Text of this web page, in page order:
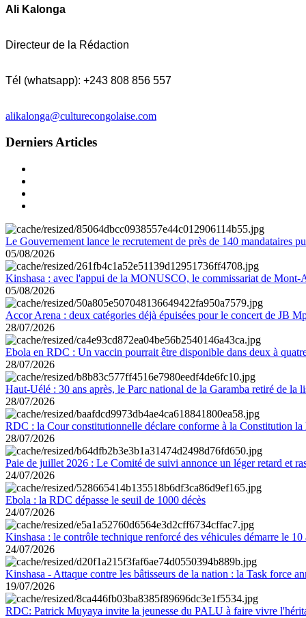
Ali Kalonga
Directeur de la Rédaction
Tél (whatsapp): +243 808 856 557
alikalonga@culturecongolaise.com
Derniers Articles
Le Gouvernement lance le recrutement de près de 140 mandataires
05/08/2026
Kinshasa : avec l'appui de la MONUSCO, le commissariat de Mont-
05/08/2026
Accor Arena : deux catégories déjà épuisées pour le concert de JB
28/07/2026
Ebola en RDC : Un vaccin pourrait être disponible dans deux à
28/07/2026
Haut-Uélé : 30 ans après, le Parc national de la Garamba retiré de la
28/07/2026
RDC : la Cour constitutionnelle déclare conforme à la Constitution la
28/07/2026
Paie de juillet 2026 : Le Comité de suivi annonce un léger retard et
24/07/2026
Ebola : la RDC dépasse le seuil de 1000 décès
24/07/2026
Kinshasa : le contrôle technique renforcé des véhicules démarre le 10
24/07/2026
Kinshasa - Attaque contre les bâtisseurs de la nation : la Task force
19/07/2026
RDC: Patrick Muyaya invite la jeunesse du PALU à faire vivre